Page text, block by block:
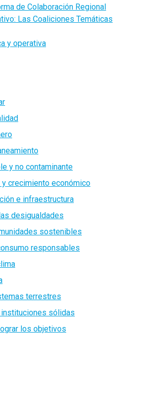
de Colaboración Regional
Las Coaliciones Temáticas
y operativa
y no contaminante
y crecimiento económico
e infraestructura
desigualdades
sostenibles
responsables
terrestres
instituciones sólidas
los objetivos